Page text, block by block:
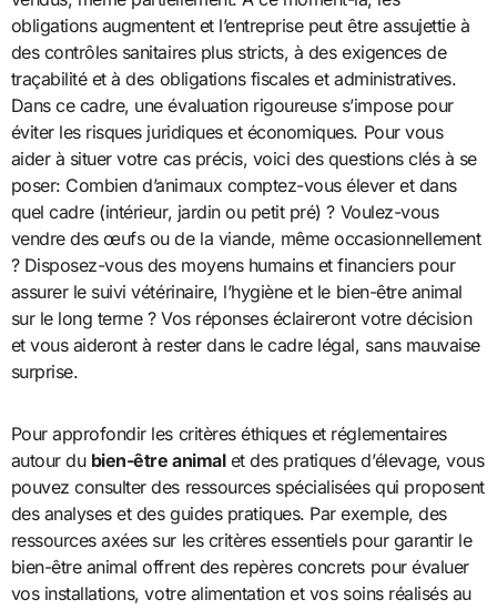
obligations augmentent et l’entreprise peut être assujettie à
des contrôles sanitaires plus stricts, à des exigences de
traçabilité et à des obligations fiscales et administratives.
Dans ce cadre, une évaluation rigoureuse s’impose pour
éviter les risques juridiques et économiques. Pour vous
aider à situer votre cas précis, voici des questions clés à se
poser: Combien d’animaux comptez-vous élever et dans
quel cadre (intérieur, jardin ou petit pré) ? Voulez-vous
vendre des œufs ou de la viande, même occasionnellement
? Disposez-vous des moyens humains et financiers pour
assurer le suivi vétérinaire, l’hygiène et le bien-être animal
sur le long terme ? Vos réponses éclaireront votre décision
et vous aideront à rester dans le cadre légal, sans mauvaise
surprise.
Pour approfondir les critères éthiques et réglementaires
autour du bien-être animalet des pratiques d’élevage, vous
pouvez consulter des ressources spécialisées qui proposent
des analyses et des guides pratiques. Par exemple, des
ressources axées sur les critères essentiels pour garantir le
bien-être animal offrent des repères concrets pour évaluer
vos installations, votre alimentation et vos soins réalisés au